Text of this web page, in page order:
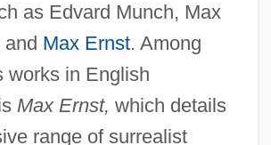
as Edvard Munch, Max
Max Ernst. Among
works in English
Max Ernst, which details
range of surrealist